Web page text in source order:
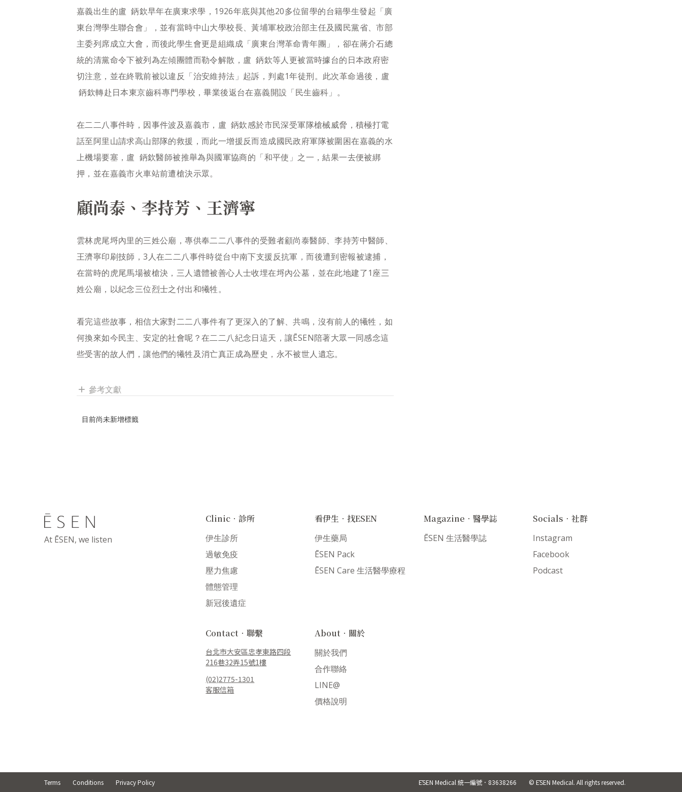
嘉義出生的盧 鈵欽早年在廣東求學，1926年底與其他20多位留學的台籍學生發起「廣
東台灣學生聯合會」，並有當時中山大學校長、黃埔軍校政治部主任及國民黨省、市部
主委列席成立大會，而後此學生會更是組織成「廣東台灣革命青年團」，卻在蔣介石總
統的清黨命令下被列為左傾團體而勒令解散，盧 鈵欽等人更被當時據台的日本政府密
切注意，並在終戰前被以違反「治安維持法」起訴，判處1年徒刑。此次革命過後，盧
鈵欽轉赴日本東京齒科專門學校，畢業後返台在嘉義開設「民生齒科」。
在二二八事件時，因事件波及嘉義市，盧 鈵欽感於市民深受軍隊槍械威脅，積極打電
話至阿里山請求高山部隊的救援，而此一增援反而造成國民政府軍隊被圍困在嘉義的水
上機場要塞，盧 鈵欽醫師被推舉為與國軍協商的「和平使」之一，結果一去便被綁
押，並在嘉義市火車站前遭槍決示眾。
顧尚泰、李持芳、王濟寧
雲林虎尾埒內里的三姓公廟，專供奉二二八事件的受難者顧尚泰醫師、李持芳中醫師、
王濟寧印刷技師，3人在二二八事件時從台中南下支援反抗軍，而後遭到密報被逮捕，
在當時的虎尾馬場被槍決，三人遺體被善心人士收埋在埒內公墓，並在此地建了1座三
姓公廟，以紀念三位烈士之付出和犧牲。
看完這些故事，相信大家對二二八事件有了更深入的了解、共鳴，沒有前人的犧牲，如
何換來如今民主、安定的社會呢？在二二八紀念日這天，讓ĒSEN陪著大眾一同感念這
些受害的故人們，讓他們的犧牲及消亡真正成為歷史，永不被世人遺忘。
add 參考文獻
目前尚未新增標籤
At ĒSEN, we listen
Clinic．診所
伊生診所
過敏免疫
壓力焦慮
體態管理
新冠後遺症
看伊生．找ESEN
伊生藥局
ĒSEN Pack
ĒSEN Care 生活醫學療程
Magazine．醫學誌
ĒSEN 生活醫學誌
Socials．社群
Instagram
Facebook
Podcast
Contact．聯繫
台北市大安區忠孝東路四段
216巷32弄15號1樓
(02)2775-1301
客服信箱
About．關於
關於我們
合作聯絡
LINE@
價格說明
Terms Conditions Privacy Policy ĒSEN Medical 統一編號．83638266 © ĒSEN Medical. All rights reserved.